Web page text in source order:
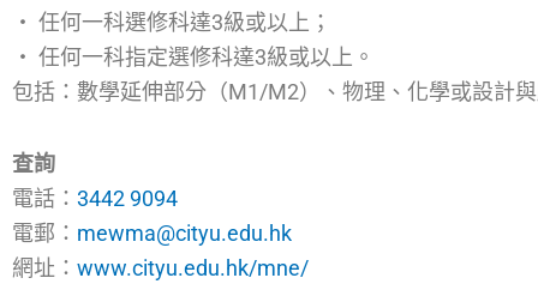
‧ 任何一科選修科達3級或以上；
‧ 任何一科指定選修科達3級或以上。
包括：數學延伸部分（M1/M2）、物理、化學或設計與
查詢
電話： 3442 9094
電郵： mewma@cityu.edu.hk
網址： www.cityu.edu.hk/mne/